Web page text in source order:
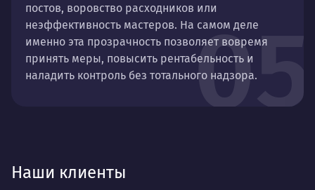
05
постов, воровство расходников или
неэффективность мастеров. На самом деле
именно эта прозрачность позволяет вовремя
принять меры, повысить рентабельность и
наладить контроль без тотального надзора.
Наши клиенты